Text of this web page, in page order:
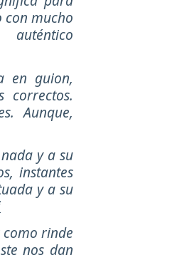
mucho
en guion,
correctos.
Aunque,
y a su
instantes
y a su
como rinde
nos dan